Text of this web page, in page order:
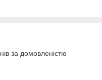
за домовленістю